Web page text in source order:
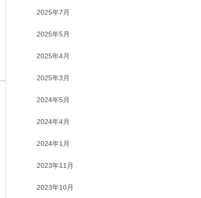
2025年7月
2025年5月
2025年4月
2025年3月
2024年5月
2024年4月
2024年1月
2023年11月
2023年10月